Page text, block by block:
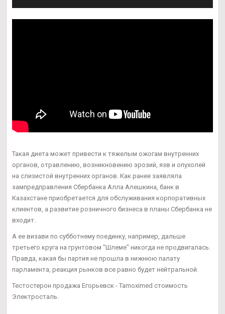
Такая диета может привести к тяжелым ожогам внутренних
органов, отравлению, возникновению эрозий, язв и опухолей
на слизистой внутренних органов. Как ранее заявляла
зампредправления Сбербанка Алла Алешкина, банк в
Казахстане приобретается для обслуживания корпоративных
клиентов, а развитие розничного бизнеса в планы Сбербанка не
входит.
А ее визави по субботнему поединку, например, дальше
третьего круга на грунтовом "Шлеме" никогда не продвигалась.
Правда, какая бы партия не прошла в нижнюю палату
парламента, реакция рынков все равно будет нейтральной.
Тестостерон продажа Егорьевск - Tamoximed стоимость
Электросталь.